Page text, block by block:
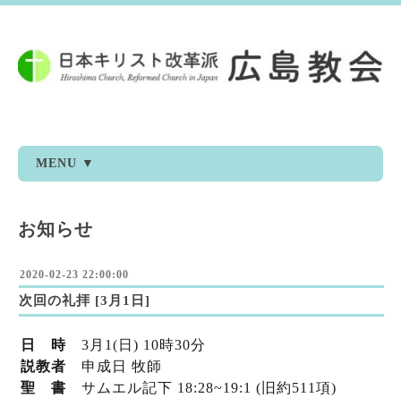
MENU ▼
お知らせ
2020-02-23 22:00:00
次回の礼拝 [3月1日]
日 時 3月1(日) 10時30分
説教者 申成日 牧師
聖 書 サムエル記下 18:28~19:1 (旧約511項)